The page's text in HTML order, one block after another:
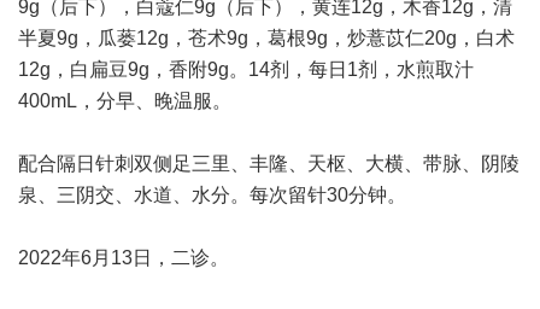
9g（后下），白蔻仁9g（后下），黄连12g，木香12g，清
半夏9g，瓜蒌12g，苍术9g，葛根9g，炒薏苡仁20g，白术
12g，白扁豆9g，香附9g。14剂，每日1剂，水煎取汁
400mL，分早、晚温服。
配合隔日针刺双侧足三里、丰隆、天枢、大横、带脉、阴陵
泉、三阴交、水道、水分。每次留针30分钟。
2022年6月13日，二诊。